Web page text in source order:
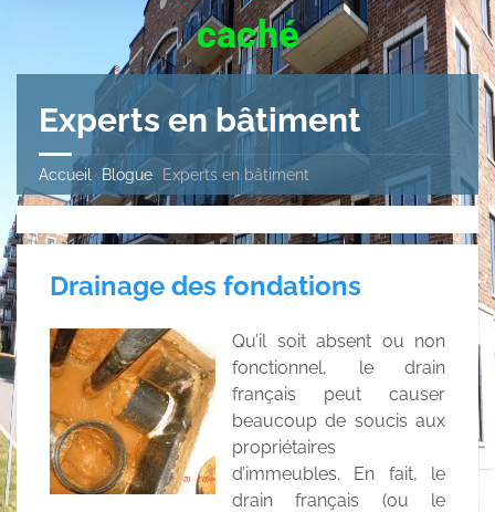
caché
Experts en bâtiment
Accueil Blogue Experts en bâtiment
Drainage des fondations
Qu’il soit absent ou non
fonctionnel, le drain
français peut causer
beaucoup de soucis aux
propriétaires
d’immeubles. En fait, le
drain français (ou le